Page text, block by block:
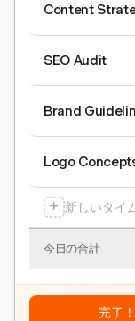
Content
SEO Audit
Brand
Logo
+ 新しいタイ
今日の合計
完了